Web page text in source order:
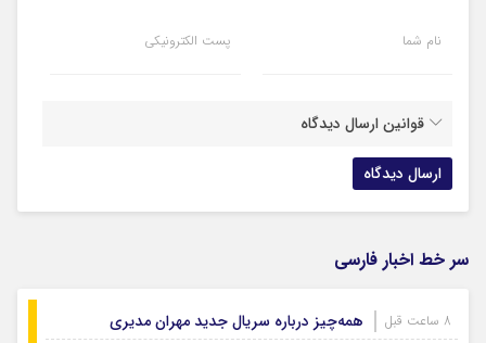
نام شما پست الکترونیکی
قوانین ارسال دیدگاه
سر خط اخبار فارسی
همه‌چیز درباره سریال جدید مهران مدیری